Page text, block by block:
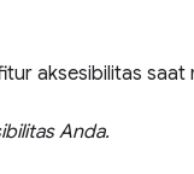
aksesibilitas saat
Anda.